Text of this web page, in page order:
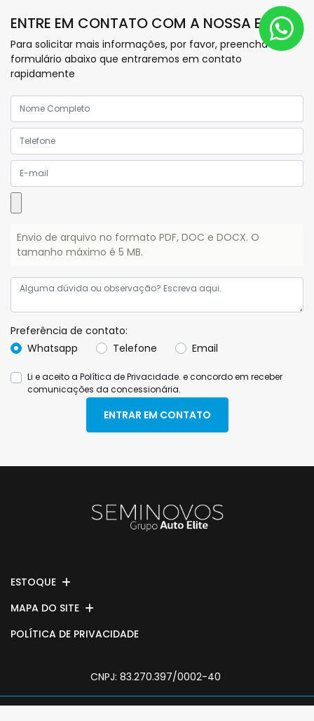
ENTRE EM CONTATO COM A NOSSA EQUIPE
Para solicitar mais informações, por favor, preencha o
formulário abaixo que entraremos em contato
rapidamente
Envio de arquivo no formato PDF, DOC e DOCX. O
tamanho máximo é 5 MB.
Preferência de contato:
Whatsapp
Telefone Email
Li e aceito a Política de Privacidade. e concordo em receber
comunicações da concessionária.
ENTRAR EM CONTATO
ESTOQUE
MAPA DO SITE
POLÍTICA DE PRIVACIDADE
CNPJ: 83.270.397/0002-40